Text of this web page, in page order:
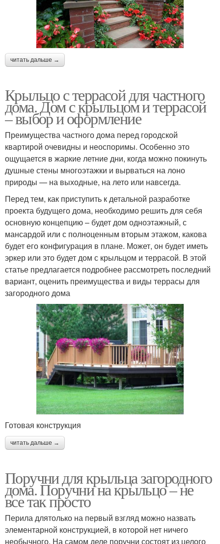
читать дальше →
Крыльцо с террасой для частного
дома. Дом с крыльцом и террасой
– выбор и оформление
Преимущества частного дома перед городской
квартирой очевидны и неоспоримы. Особенно это
ощущается в жаркие летние дни, когда можно покинуть
душные стены многоэтажки и вырваться на лоно
природы — на выходные, на лето или навсегда.
Перед тем, как приступить к детальной разработке
проекта будущего дома, необходимо решить для себя
основную концепцию – будет дом одноэтажный, с
мансардой или с полноценным вторым этажом, какова
будет его конфигурация в плане. Может, он будет иметь
эркер или это будет дом с крыльцом и террасой. В этой
статье предлагается подробнее рассмотреть последний
вариант, оценить преимущества и виды террасы для
загородного дома
Готовая конструкция
читать дальше →
Поручни для крыльца загородного
дома. Поручни на крыльцо – не
все так просто
Перила длятолько на первый взгляд можно назвать
элементарной конструкцией, в которой нет ничего
необычного. На самом деле поручни состоят из целого